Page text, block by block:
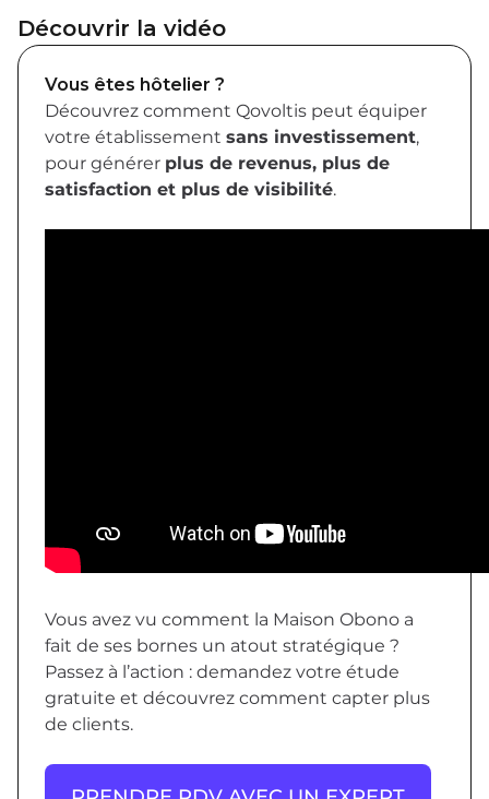
Découvrir la vidéo
Vous êtes hôtelier ?
Découvrez comment Qovoltis peut équiper
votre établissement sans investissement,
pour générer plus de revenus, plus de
satisfaction et plus de visibilité.
Vous avez vu comment la Maison Obono a
fait de ses bornes un atout stratégique ?
Passez à l’action : demandez votre étude
gratuite et découvrez comment capter plus
de clients.